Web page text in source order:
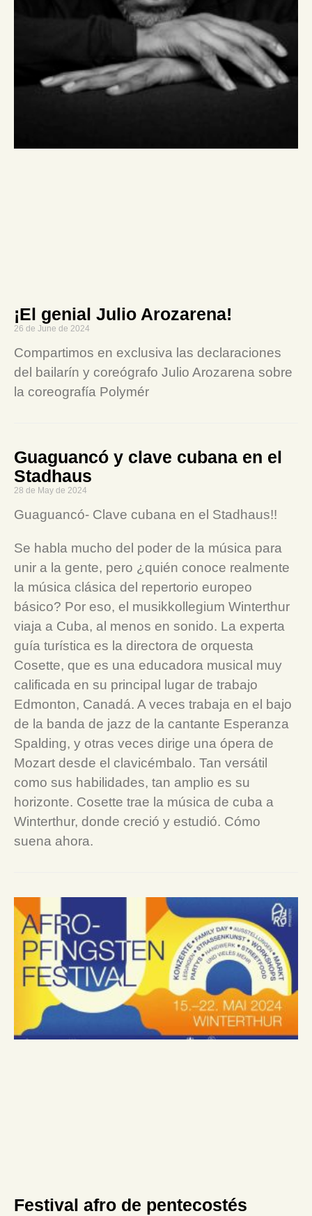
¡El genial Julio Arozarena!
26 de June de 2024
Compartimos en exclusiva las declaraciones
del bailarín y coreógrafo Julio Arozarena sobre
la coreografía Polymér
Guaguancó y clave cubana en el
Stadhaus
28 de May de 2024
Guaguancó- Clave cubana en el Stadhaus!!
Se habla mucho del poder de la música para
unir a la gente, pero ¿quién conoce realmente
la música clásica del repertorio europeo
básico? Por eso, el musikkollegium Winterthur
viaja a Cuba, al menos en sonido. La experta
guía turística es la directora de orquesta
Cosette, que es una educadora musical muy
calificada en su principal lugar de trabajo
Edmonton, Canadá. A veces trabaja en el bajo
de la banda de jazz de la cantante Esperanza
Spalding, y otras veces dirige una ópera de
Mozart desde el clavicémbalo. Tan versátil
como sus habilidades, tan amplio es su
horizonte. Cosette trae la música de cuba a
Winterthur, donde creció y estudió. Cómo
suena ahora.
Festival afro de pentecostés